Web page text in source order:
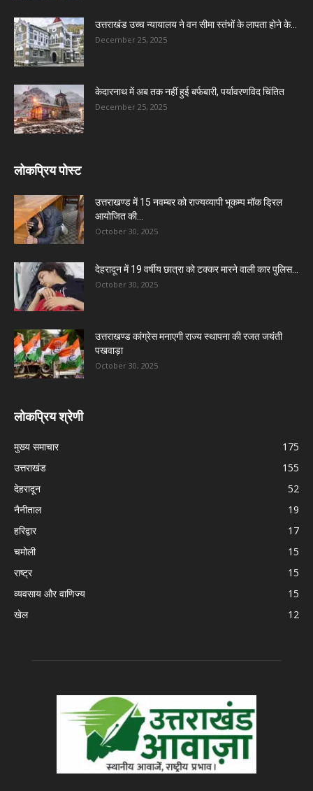
उत्तराखंड उच्च न्यायालय ने वन सीमा स्तंभों के लापता होने के...
December 25, 2025
केदारनाथ में अब तक नहीं हुई बर्फबारी, पर्यावरणविद चिंतित
December 25, 2025
लोकप्रिय पोस्ट
उत्तराखण्ड में 15 नवम्बर को राज्यव्यापी भूकम्प मॉक ड्रिल
आयोजित की...
October 30, 2025
देहरादून में 19 वर्षीय छात्रा को टक्कर मारने वाली कार पुलिस...
October 30, 2025
उत्तराखण्ड कांग्रेस मनाएगी राज्य स्थापना की रजत जयंती
पखवाड़ा
October 30, 2025
लोकप्रिय श्रेणी
मुख्य समाचार
175
उत्तराखंड
155
देहरादून
52
नैनीताल
19
हरिद्वार
17
चमोली
15
राष्ट्र
15
व्यवसाय और वाणिज्य
15
खेल
12